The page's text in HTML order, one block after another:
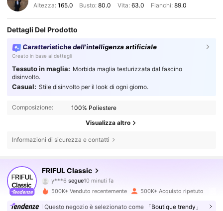
Altezza: 165.0 Busto:80.0 Vita: 63.0 Fianchi: 89.0
Dettagli Del Prodotto
Caratteristiche dell'intelligenza artificiale
Creato in base ai dettagli
Tessuto in maglia: Morbida maglia testurizzata dal fascino
disinvolto.
Casual: Stile disinvolto per il look di ogni giorno.
Composizione: 100% Poliestere
Visualizza altro
Informazioni di sicurezza e contatti
FRIFUL Classic
y***6 segue10 minuti fa
z***8 sta navigando
4.81
402K Follower
500K+ Venduto recentemente 500K+ Acquisto ripetuto
Questo negozio è selezionato come 「Boutique trendy」